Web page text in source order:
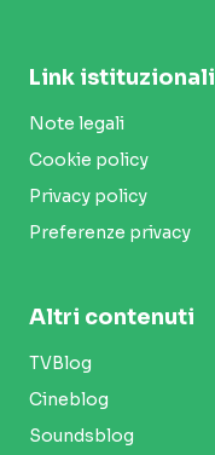
Link istituzionali
Note legali
Cookie policy
Privacy policy
Preferenze privacy
Altri contenuti
TVBlog
Cineblog
Soundsblog